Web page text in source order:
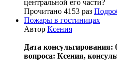
центральной его части?
Прочитано 4153 раз
Пожары в гостиницах
Автор Ксения
Дата консультирования:
вопроса: Ксения,